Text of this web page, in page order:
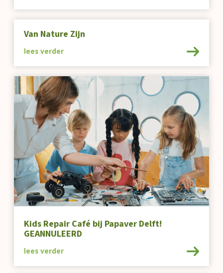
Van Nature Zijn
lees verder
Kids Repair Café bij Papaver Delft!
GEANNULEERD
lees verder